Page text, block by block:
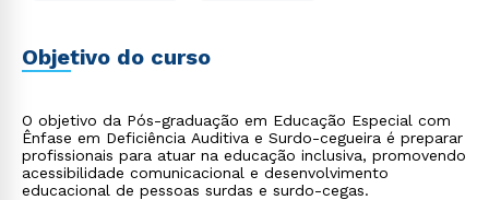
Objetivo do curso
O objetivo da Pós-graduação em Educação Especial com
Ênfase em Deficiência Auditiva e Surdo-cegueira é preparar
profissionais para atuar na educação inclusiva, promovendo
acessibilidade comunicacional e desenvolvimento
educacional de pessoas surdas e surdo-cegas.